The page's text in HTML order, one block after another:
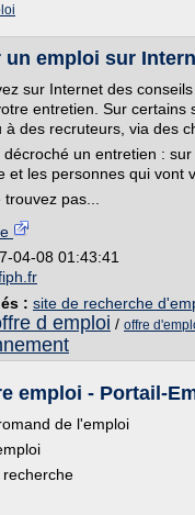
un emploi sur
sur Internet des
entretien. Sur certains
à des recruteurs, via des
décroché un entretien :
et les personnes qui vont
pas...
04-08 01:43:41
: site de recherche
d emploi / offre
emploi - Portail-
de l'emploi